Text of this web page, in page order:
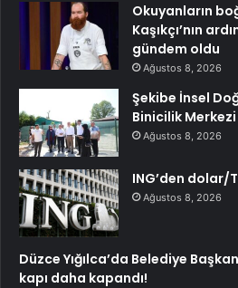
Okuyanların
Kaşıkçı’nın
gündem oldu
Ağustos 8, 2026
Şekibe İnsel
Binicilik
Ağustos 8, 2026
ING’den dolar/
Ağustos 8, 2026
Düzce Yığılca’da Belediye
kapı daha kapandı!